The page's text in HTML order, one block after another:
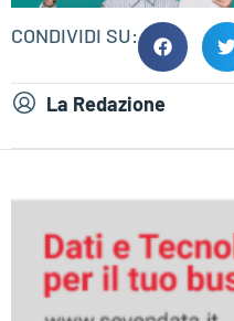
CONDIVIDI SU:
La Redazione